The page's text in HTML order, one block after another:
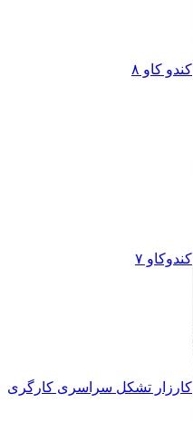
کندو کاو ٨
کندوکاو ۷
کارزار تشکل سراسرى کارگرى